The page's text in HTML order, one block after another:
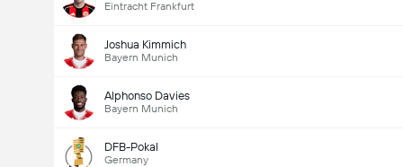
Eintracht Frankfurt
Joshua Kimmich
Bayern Munich
Alphonso Davies
Bayern Munich
DFB-Pokal
Germany